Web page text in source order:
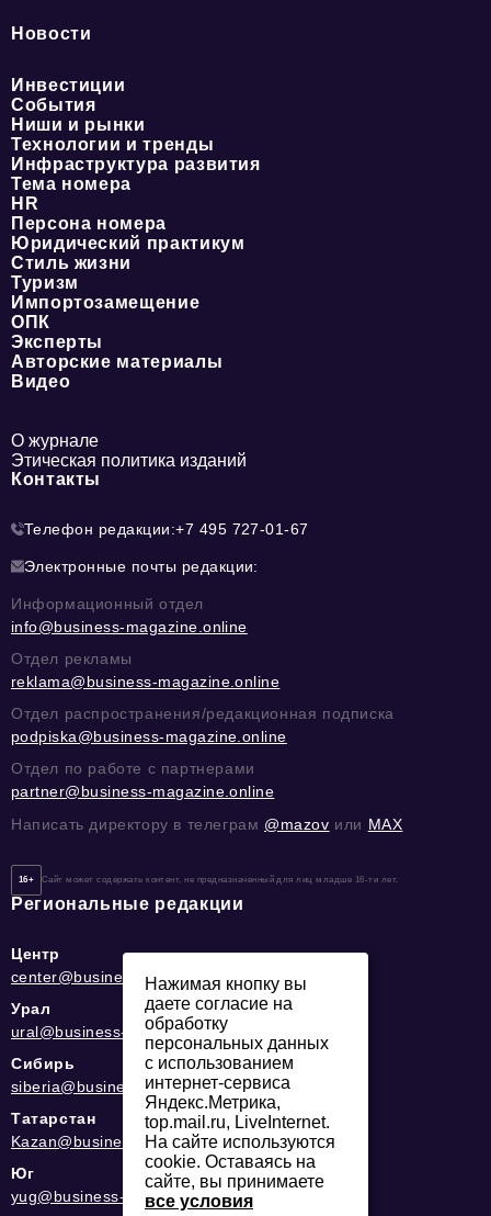
Новости
Инвестиции
События
Ниши и рынки
Технологии и тренды
Инфраструктура развития
Тема номера
HR
Персона номера
Юридический практикум
Стиль жизни
Туризм
Импортозамещение
ОПК
Эксперты
Авторские материалы
Видео
О журнале
Этическая политика изданий
Контакты
Телефон редакции:+7 495 727-01-67
Электронные почты редакции:
Информационный отдел
info@business-magazine.online
Отдел рекламы
reklama@business-magazine.online
Отдел распространения/редакционная подписка
podpiska@business-magazine.online
Отдел по работе с партнерами
partner@business-magazine.online
Написать директору в телеграм @mazov или MAX
16+ Сайт может содержать контент, не предназначенный для лиц младше 16-ти лет.
Региональные редакции
Центр
center@business-magazine.online
Урал
ural@business-magazine.online
Сибирь
siberia@business-magazine.online
Татарстан
Kazan@business-magazine.online
Юг
yug@business-magazine.online
Нажимая кнопку вы
даете согласие на
обработку
персональных данных
с использованием
интернет-сервиса
Яндекс.Метрика,
top.mail.ru, LiveInternet.
На сайте используются
cookie. Оставаясь на
сайте, вы принимаете
все условия